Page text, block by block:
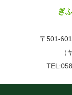
ぎ
〒501-
（